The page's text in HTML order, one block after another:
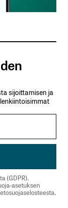
sijoittamisen ja
(GDPR).
asetuksen